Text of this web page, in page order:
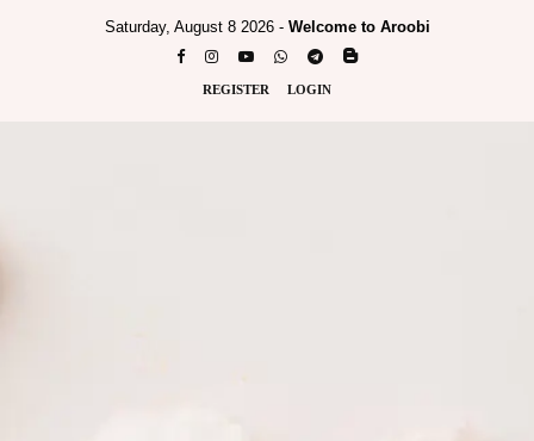
Saturday, August 8 2026 - Welcome to Aroobi
REGISTER LOGIN